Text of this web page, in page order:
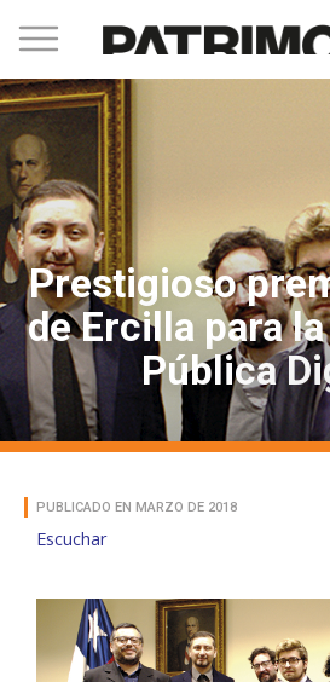
Prestigioso
de Ercilla para
Pública
PUBLICADO EN MARZO DE 2018
Escuchar